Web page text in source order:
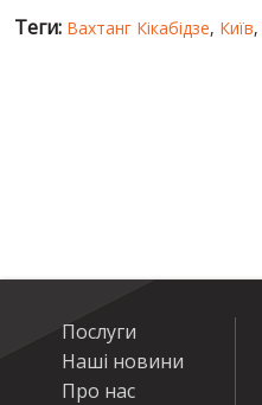
Теги: Вахтанг Кікабідзе, Київ,
Послуги
Наші новини
Про нас